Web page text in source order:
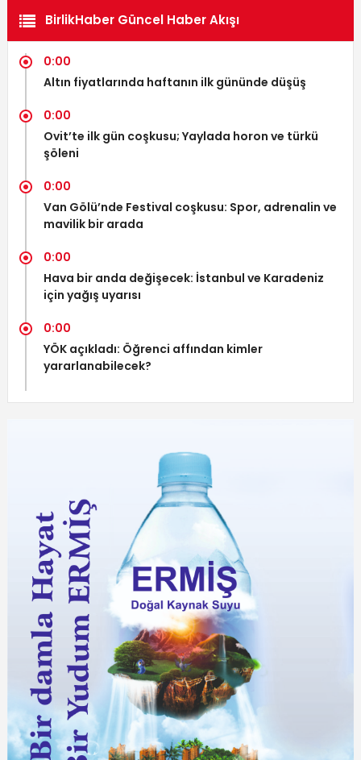
BirlikHaber Güncel Haber Akışı
0:00
Altın fiyatlarında haftanın ilk gününde düşüş
0:00
Ovit’te ilk gün coşkusu; Yaylada horon ve türkü
şöleni
0:00
Van Gölü’nde Festival coşkusu: Spor, adrenalin ve
mavilik bir arada
0:00
Hava bir anda değişecek: İstanbul ve Karadeniz
için yağış uyarısı
0:00
YÖK açıkladı: Öğrenci affından kimler
yararlanabilecek?